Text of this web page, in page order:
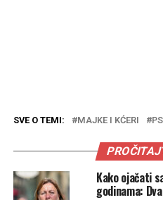
SVE O TEMI: MAJKE I KĆERI
Kako ojačati
godinama: